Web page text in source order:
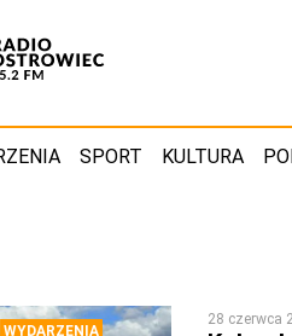
SPORT KULTURA
WYDARZENIA
28 czerwca